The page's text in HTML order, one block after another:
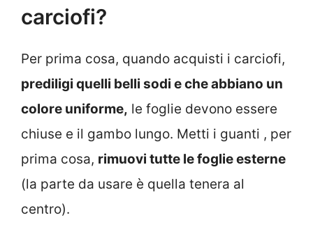
carciofi?
Per prima cosa, quando acquisti i carciofi,
prediligi quelli belli sodi e che abbiano un
colore uniforme, le foglie devono essere
chiuse e il gambo lungo. Metti i guanti , per
prima cosa, rimuovi tutte le foglie esterne
(la parte da usare è quella tenera al
centro).